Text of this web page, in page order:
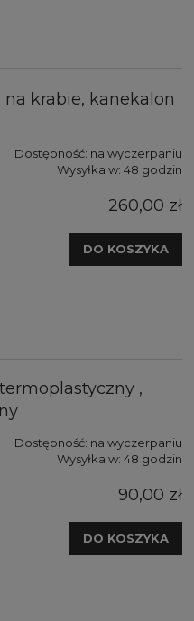
krabie, kanekalon
Dostępność: na wyczerpaniu
Wysyłka w: 48 godzin
260,00 zł
DO KOSZYKA
,
Dostępność: na wyczerpaniu
Wysyłka w: 48 godzin
90,00 zł
DO KOSZYKA